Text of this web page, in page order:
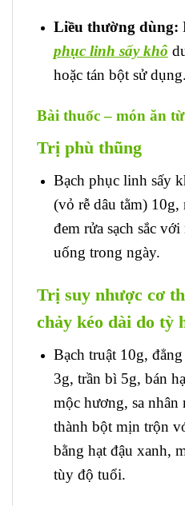
Liều thường dùng:
phục linh sấy khô
hoặc tán bột sử dụng.
Bài thuốc – món ăn
Trị phù thũng
Bạch phục linh sấy
(vỏ rễ dâu tằm)
đem rửa sạch sắc
uống trong ngày.
Trị suy nhược cơ
chảy kéo dài do tỳ
Bạch truật 10g,
3g, trần bì 5g, bán
mộc hương, sa
thành bột mịn trộn
bằng hạt đậu xanh,
tùy độ tuổi.